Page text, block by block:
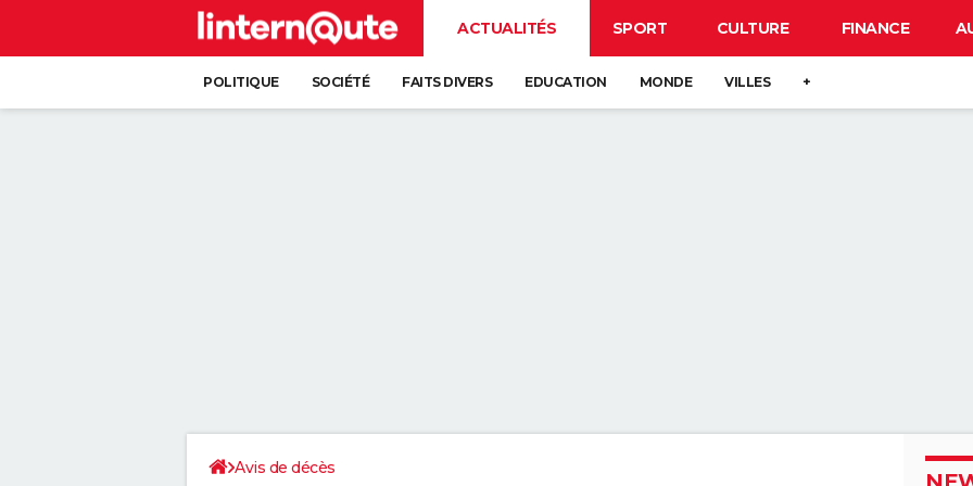
ACTUALITÉS SPORT CULTURE FINANCE
POLITIQUE SOCIÉTÉ FAITS DIVERS EDUCATION MONDE VILLES +
Avis de décès